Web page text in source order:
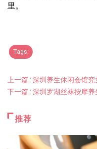
里。
Tags:
上一篇 : 深圳养生休闲会馆
下一篇 : 深圳罗湖丝袜按摩
推荐